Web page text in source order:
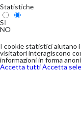
Statistiche
SI
NO
I cookie statistici aiutano
visitatori interagiscono
informazioni in forma
Accetta tuttiAccetta